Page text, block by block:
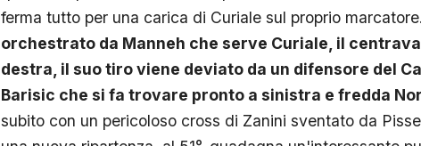
ferma tutto per una carica di Curiale sul proprio marcatore.
orchestrato da Manneh che serve Curiale, il
destra, il suo tiro viene deviato da un difensore del
Barisic che si fa trovare pronto a sinistra e fredda
subito con un pericoloso cross di Zanini sventato da